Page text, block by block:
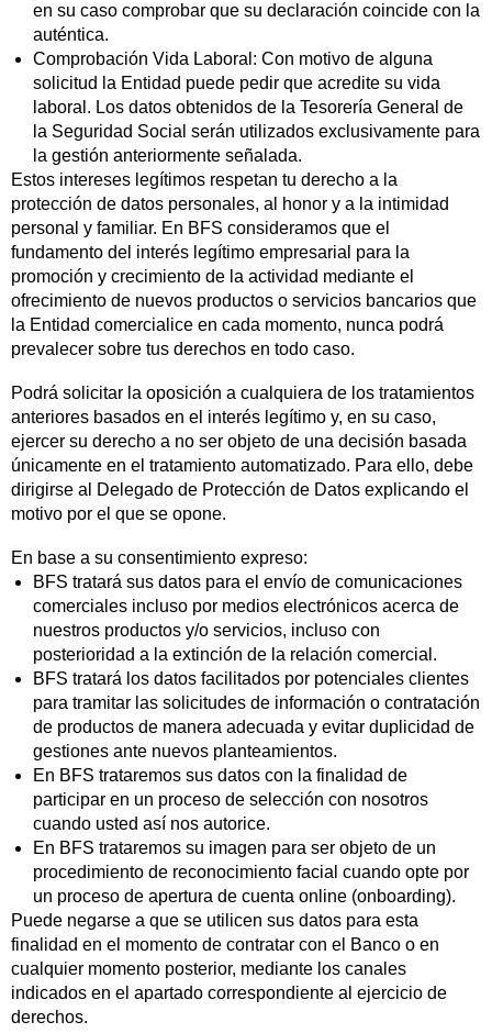
en su caso comprobar que su declaración coincide con la
auténtica.
Comprobación Vida Laboral: Con motivo de alguna
solicitud la Entidad puede pedir que acredite su vida
laboral. Los datos obtenidos de la Tesorería General de
la Seguridad Social serán utilizados exclusivamente para
la gestión anteriormente señalada.
Estos intereses legítimos respetan tu derecho a la
protección de datos personales, al honor y a la intimidad
personal y familiar. En BFS consideramos que el
fundamento del interés legítimo empresarial para la
promoción y crecimiento de la actividad mediante el
ofrecimiento de nuevos productos o servicios bancarios que
la Entidad comercialice en cada momento, nunca podrá
prevalecer sobre tus derechos en todo caso.
Podrá solicitar la oposición a cualquiera de los tratamientos
anteriores basados en el interés legítimo y, en su caso,
ejercer su derecho a no ser objeto de una decisión basada
únicamente en el tratamiento automatizado. Para ello, debe
dirigirse al Delegado de Protección de Datos explicando el
motivo por el que se opone.
En base a su consentimiento expreso:
BFS tratará sus datos para el envío de comunicaciones
comerciales incluso por medios electrónicos acerca de
nuestros productos y/o servicios, incluso con
posterioridad a la extinción de la relación comercial.
BFS tratará los datos facilitados por potenciales clientes
para tramitar las solicitudes de información o contratación
de productos de manera adecuada y evitar duplicidad de
gestiones ante nuevos planteamientos.
En BFS trataremos sus datos con la finalidad de
participar en un proceso de selección con nosotros
cuando usted así nos autorice.
En BFS trataremos su imagen para ser objeto de un
procedimiento de reconocimiento facial cuando opte por
un proceso de apertura de cuenta online (onboarding).
Puede negarse a que se utilicen sus datos para esta
finalidad en el momento de contratar con el Banco o en
cualquier momento posterior, mediante los canales
indicados en el apartado correspondiente al ejercicio de
derechos.